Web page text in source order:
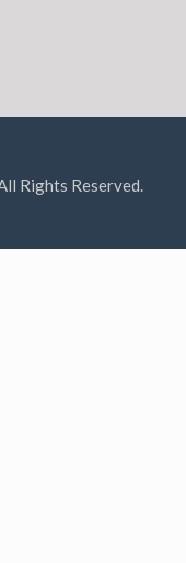
Rights Reserved.